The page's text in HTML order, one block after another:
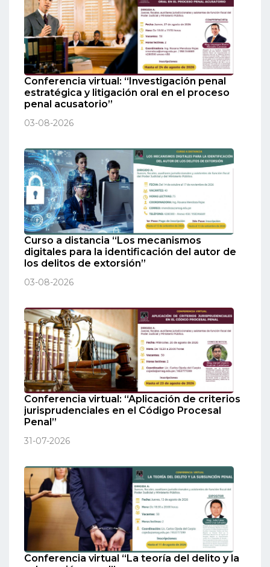
Conferencia virtual: “Investigación penal
estratégica y litigación oral en el proceso
penal acusatorio”
03-08-2026
Curso a distancia “Los mecanismos
digitales para la identificación del autor de
los delitos de extorsión”
03-08-2026
Conferencia virtual: “Aplicación de criterios
jurisprudenciales en el Código Procesal
Penal”
31-07-2026
Conferencia virtual “La teoría del delito y la